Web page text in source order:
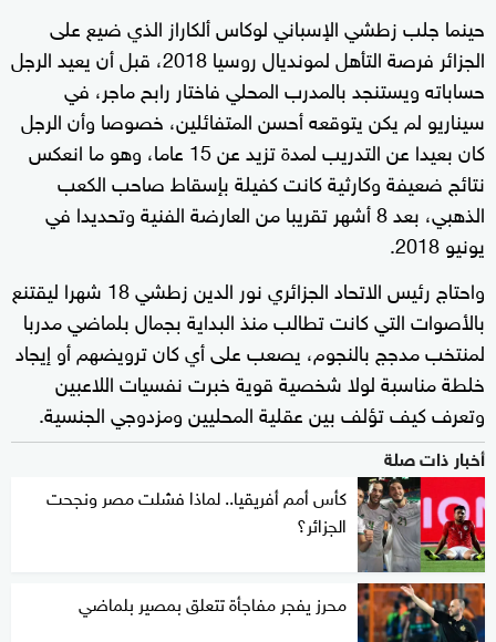
حينما جلب زطشي الإسباني لوكاس ألكاراز الذي ضيع على
الجزائر فرصة التأهل لمونديال روسيا 2018، قبل أن يعيد الرجل
حساباته ويستنجد بالمدرب المحلي فاختار رابح ماجر، في
سيناريو لم يكن يتوقعه أحسن المتفائلين، خصوصا وأن الرجل
كان بعيدا عن التدريب لمدة تزيد عن 15 عاما، وهو ما انعكس
نتائج ضعيفة وكارثية كانت كفيلة بإسقاط صاحب الكعب
الذهبي، بعد 8 أشهر تقريبا من العارضة الفنية وتحديدا في
يونيو 2018.
واحتاج رئيس الاتحاد الجزائري نور الدين زطشي 18 شهرا ليقتنع
بالأصوات التي كانت تطالب منذ البداية بجمال بلماضي مدربا
لمنتخب مدجج بالنجوم، يصعب على أي كان ترويضهم أو إيجاد
خلطة مناسبة لولا شخصية قوية خبرت نفسيات اللاعبين
وتعرف كيف تؤلف بين عقلية المحليين ومزدوجي الجنسية.
أخبار ذات صلة
كأس أمم أفريقيا.. لماذا فشلت مصر ونجحت
الجزائر؟
محرز يفجر مفاجأة تتعلق بمصير بلماضي